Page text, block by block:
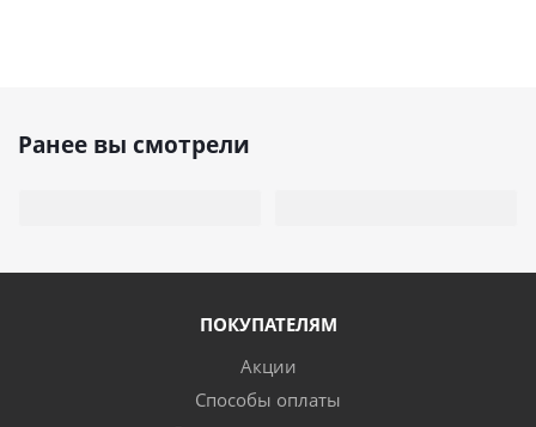
Ранее вы смотрели
ПОКУПАТЕЛЯМ
Акции
Способы оплаты